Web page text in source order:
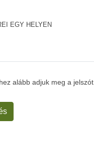
EGY HELYEN
alább adjuk meg a jelszót.